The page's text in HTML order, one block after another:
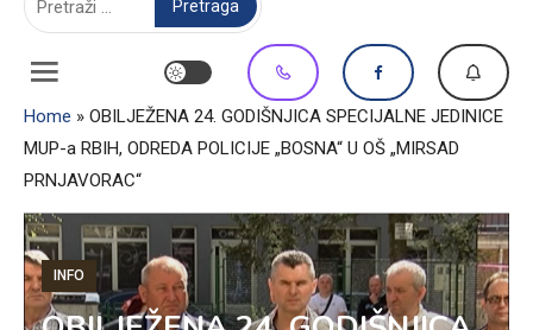
Home » OBILJEŽENA 24. GODIŠNJICA SPECIJALNE JEDINICE
MUP-a RBIH, ODREDA POLICIJE „BOSNA“ U OŠ „MIRSAD
PRNJAVORAC“
INFO